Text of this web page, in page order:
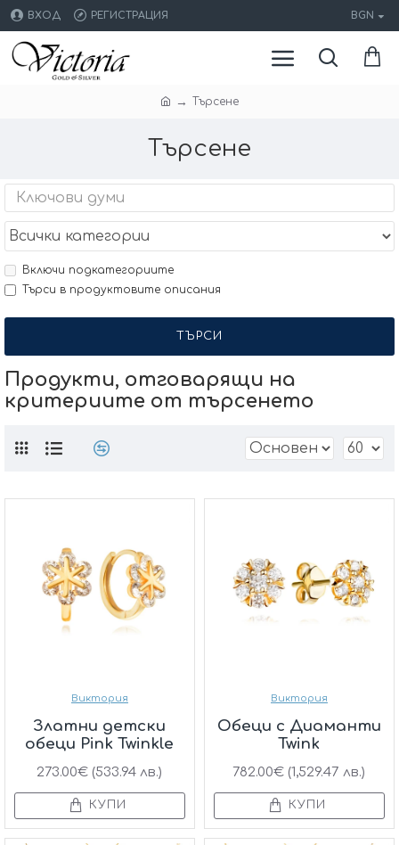
ВХОД РЕГИСТРАЦИЯ BGN
Търсене
Търсене
Включи подкатегориите
Търси в продуктовите описания
ТЪРСИ
Продукти, отговарящи на
критериите от търсенето
Виктория
Златни детски
обеци Pink Twinkle
273.00€ (533.94 лв.)
КУПИ
Виктория
Обеци с Диаманти
Twink
782.00€ (1,529.47 лв.)
КУПИ